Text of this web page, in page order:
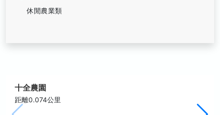
休閒農業類
十全農園
距離0.074公里